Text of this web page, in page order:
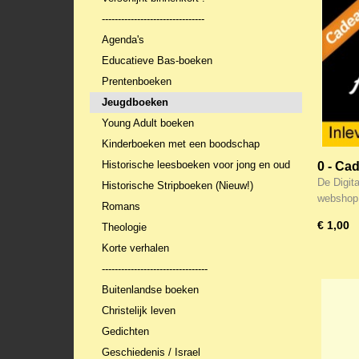
--------------------------------
Agenda's
Educatieve Bas-boeken
Prentenboeken
Jeugdboeken
Young Adult boeken
Kinderboeken met een boodschap
Historische leesboeken voor jong en oud
Historische Stripboeken (Nieuw!)
Romans
Theologie
Korte verhalen
---------------------------------
Buitenlandse boeken
Christelijk leven
Gedichten
Geschiedenis / Israel
0 -
De
€ 1,00